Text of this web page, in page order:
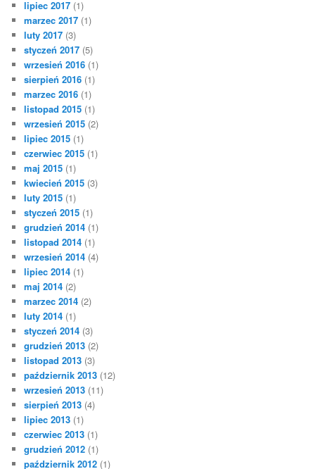
lipiec 2017 (1)
marzec 2017 (1)
luty 2017 (3)
styczeń 2017 (5)
wrzesień 2016 (1)
sierpień 2016 (1)
marzec 2016 (1)
listopad 2015 (1)
wrzesień 2015 (2)
lipiec 2015 (1)
czerwiec 2015 (1)
maj 2015 (1)
kwiecień 2015 (3)
luty 2015 (1)
styczeń 2015 (1)
grudzień 2014 (1)
listopad 2014 (1)
wrzesień 2014 (4)
lipiec 2014 (1)
maj 2014 (2)
marzec 2014 (2)
luty 2014 (1)
styczeń 2014 (3)
grudzień 2013 (2)
listopad 2013 (3)
październik 2013 (12)
wrzesień 2013 (11)
sierpień 2013 (4)
lipiec 2013 (1)
czerwiec 2013 (1)
grudzień 2012 (1)
październik 2012 (1)